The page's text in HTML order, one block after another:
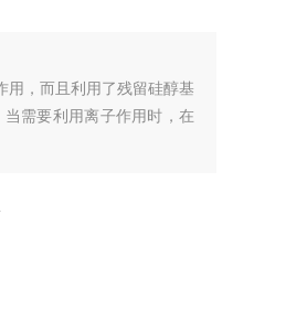
用，而且利用了残留硅醇基
需要利用离子作用时，在